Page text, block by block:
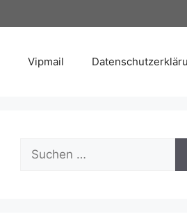
Vipmail
Suche
nach: